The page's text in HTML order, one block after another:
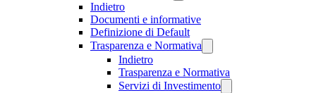
Indietro
Documenti e informative
Definizione di Default
Trasparenza e Normativa
Indietro
Trasparenza e Normativa
Servizi di Investimento